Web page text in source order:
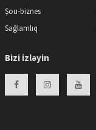
Şou-biznes
Sağlamlıq
Bizi izləyin